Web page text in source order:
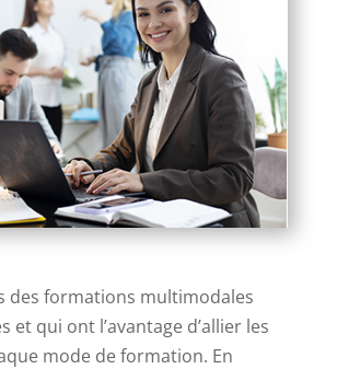
des formations multimodales
et qui ont l’avantage d’allier les
mode de formation. En